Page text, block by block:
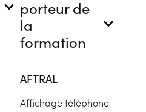
porteur de
la
formation
AFTRAL
Affichage téléphone